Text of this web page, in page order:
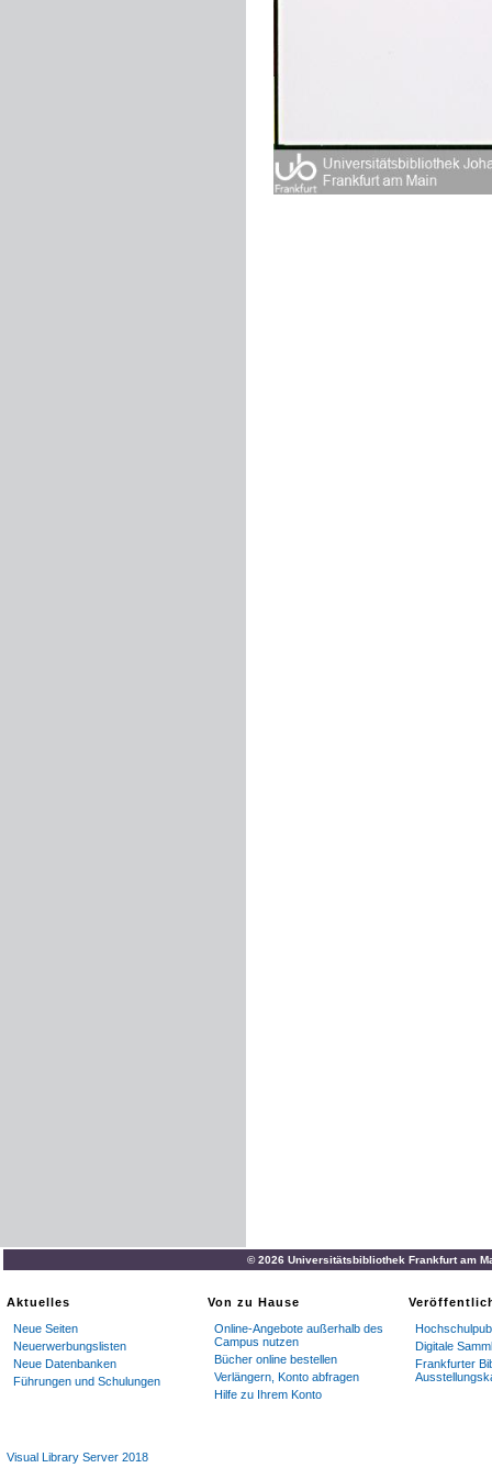
© 2026 Universitätsbibliothek Frankfurt am
Aktuelles
Neue Seiten
Neuerwerbungslisten
Neue Datenbanken
Führungen und Schulungen
Von zu Hause
Online-Angebote außerhalb des
Campus nutzen
Bücher online bestellen
Verlängern, Konto abfragen
Hilfe zu Ihrem Konto
Digitale
Frankfurter
Visual Library Server 2018